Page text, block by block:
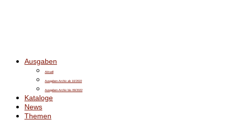
Ausgaben
Aktuell
Ausgaben-Archiv ab 10/2022
Ausgaben-Archiv bis 09/2022
Kataloge
News
Themen